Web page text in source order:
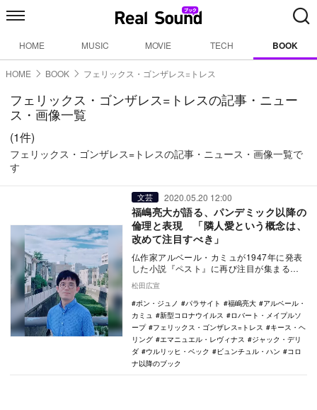
HOME MUSIC MOVIE TECH BOOK
HOME BOOK フェリックス・ゴンザレス=トレス
フェリックス・ゴンザレス=トレスの記事・ニュー
ス・画像一覧
(1件)
フェリックス・ゴンザレス=トレスの記事・ニュース・画像一覧で
す
文芸 2020.05.20 12:00
福嶋亮大が語る、パンデミック以降の
倫理と表現 「隣人愛という概念は、
改めて注目すべき」
仏作家アルベール・カミュが1947年に発表
した小説『ペスト』に再び注目が集まるな
ど、新型コロナウイルスの影響で書籍の消
費動向にも…
松田広宣
ポン・ジュノ
パラサイト 福嶋亮大
アルベール・
カミュ
新型コロナウイルス
ロバート・メイプルソ
ープ
フェリックス・ゴンザレス=トレス
キース・ヘ
リング
エマニュエル・レヴィナス
ジャック・デリ
ダ
ウルリッヒ・ベック ビュンチュル・ハン
コロ
ナ以降のブック